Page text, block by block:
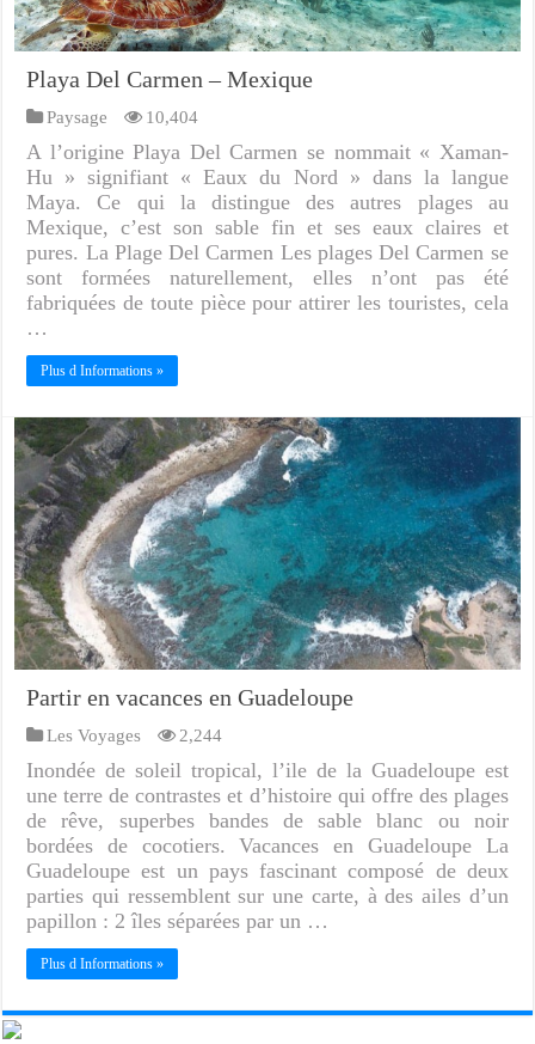
Playa Del Carmen – Mexique
Paysage 10,404
A l’origine Playa Del Carmen se nommait « Xaman-
Hu » signifiant « Eaux du Nord » dans la langue
Maya. Ce qui la distingue des autres plages au
Mexique, c’est son sable fin et ses eaux claires et
pures. La Plage Del Carmen Les plages Del Carmen se
sont formées naturellement, elles n’ont pas été
fabriquées de toute pièce pour attirer les touristes, cela
…
Plus d Informations »
Partir en vacances en Guadeloupe
Les Voyages 2,244
Inondée de soleil tropical, l’ile de la Guadeloupe est
une terre de contrastes et d’histoire qui offre des plages
de rêve, superbes bandes de sable blanc ou noir
bordées de cocotiers. Vacances en Guadeloupe La
Guadeloupe est un pays fascinant composé de deux
parties qui ressemblent sur une carte, à des ailes d’un
papillon : 2 îles séparées par un …
Plus d Informations »